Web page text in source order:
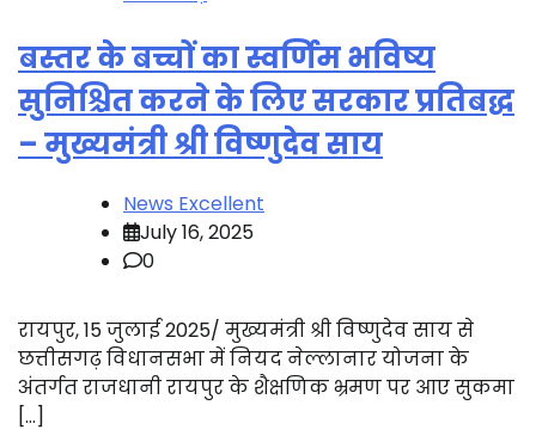
बस्तर के बच्चों का स्वर्णिम भविष्य
सुनिश्चित करने के लिए सरकार प्रतिबद्ध
– मुख्यमंत्री श्री विष्णुदेव साय
News Excellent
July 16, 2025
0
रायपुर, 15 जुलाई 2025/ मुख्यमंत्री श्री विष्णुदेव साय से
छत्तीसगढ़ विधानसभा में नियद नेल्लानार योजना के
अंतर्गत राजधानी रायपुर के शैक्षणिक भ्रमण पर आए सुकमा
[…]